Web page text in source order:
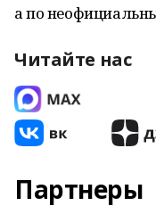
а по
Читайте нас
Партнеры